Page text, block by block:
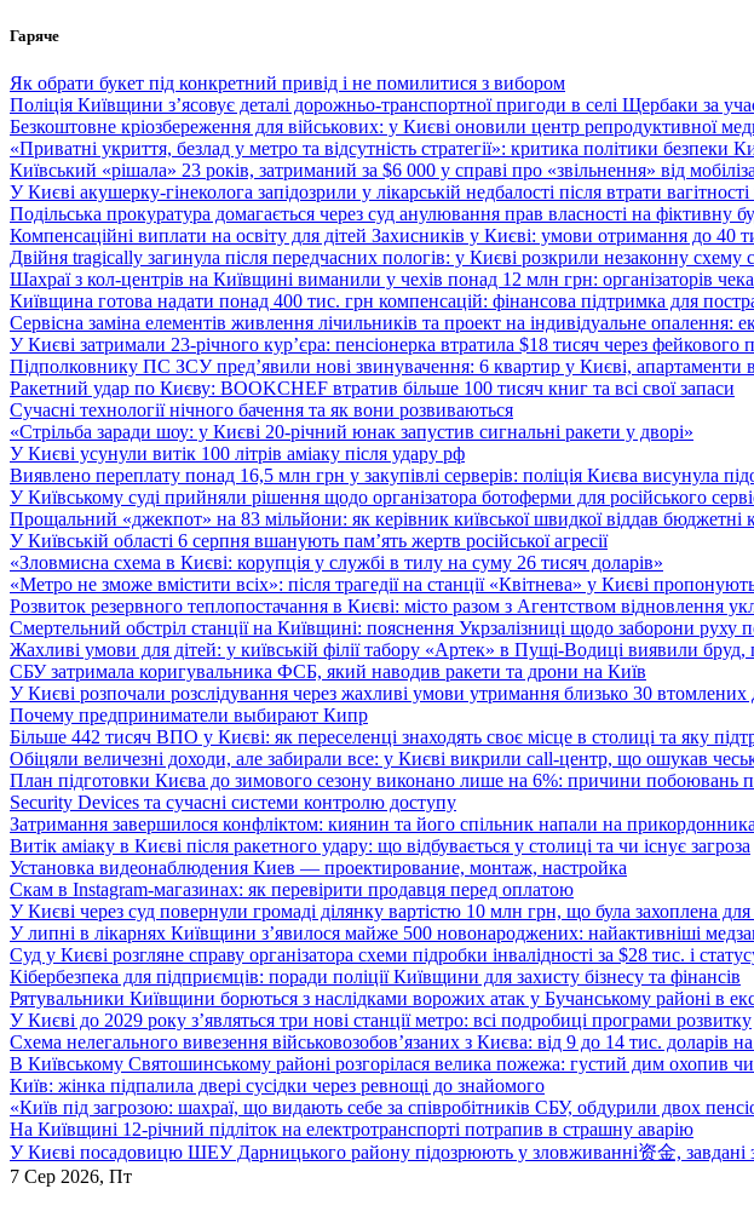
Перейти
вмісту
Гаряче
Як обрати букет під конкретний привід і не помилитися з вибором
Поліція Київщини з’ясовує деталі дорожньо-транспортної пригоди в селі Щербаки за
Безкоштовне кріозбереження для військових: у Києві оновили центр репродуктивної
«Приватні укриття, безлад у метро та відсутність стратегії»: критика політики безпеки
Київський «рішала» 23 років, затриманий за $6 000 у справі про «звільнення» від
У Києві акушерку-гінеколога запідозрили у лікарській недбалості після втрати вагітності
Подільська прокуратура домагається через суд анулювання прав власності на фіктивну
Компенсаційні виплати на освіту для дітей Захисників у Києві: умови отримання до 40
Двійня tragically загинула після передчасних пологів: у Києві розкрили незаконну схему
Шахраї з кол-центрів на Київщині виманили у чехів понад 12 млн грн: організаторів
Київщина готова надати понад 400 тис. грн компенсацій: фінансова підтримка для
Сервісна заміна елементів живлення лічильників та проект на індивідуальне опалення:
У Києві затримали 23-річного кур’єра: пенсіонерка втратила $18 тисяч через
Підполковнику ПС ЗСУ пред’явили нові звинувачення: 6 квартир у Києві, апартаменти
Ракетний удар по Києву: BOOKCHEF втратив більше 100 тисяч книг та всі свої запаси
Сучасні технології нічного бачення та як вони розвиваються
«Стрільба заради шоу: у Києві 20-річний юнак запустив сигнальні ракети у дворі»
У Києві усунули витік 100 літрів аміаку після удару рф
Виявлено переплату понад 16,5 млн грн у закупівлі серверів: поліція Києва висунула
У Київському суді прийняли рішення щодо організатора ботоферми для російського
Прощальний «джекпот» на 83 мільйони: як керівник київської швидкої віддав
У Київській області 6 серпня вшанують пам’ять жертв російської агресії
«Зловмисна схема в Києві: корупція у службі в тилу на суму 26 тисяч доларів»
«Метро не зможе вмістити всіх»: після трагедії на станції «Квітнева» у Києві
Розвиток резервного теплопостачання в Києві: місто разом з Агентством відновлення
Смертельний обстріл станції на Київщині: пояснення Укрзалізниці щодо заборони руху
Жахливі умови для дітей: у київській філії табору «Артек» в Пущі-Водиці виявили бруд,
СБУ затримала коригувальника ФСБ, який наводив ракети та дрони на Київ
У Києві розпочали розслідування через жахливі умови утримання близько 30 втомлених
Почему предприниматели выбирают Кипр
Більше 442 тисяч ВПО у Києві: як переселенці знаходять своє місце в столиці та яку
Обіцяли величезні доходи, але забирали все: у Києві викрили call-центр, що ошукав
План підготовки Києва до зимового сезону виконано лише на 6%: причини побоювань
Security Devices та сучасні системи контролю доступу
Затримання завершилося конфліктом: киянин та його спільник напали на
Витік аміаку в Києві після ракетного удару: що відбувається у столиці та чи існує загроза
Установка видеонаблюдения Киев — проектирование, монтаж, настройка
Скам в Instagram-магазинах: як перевірити продавця перед оплатою
У Києві через суд повернули громаді ділянку вартістю 10 млн грн, що була захоплена
У липні в лікарнях Київщини з’явилося майже 500 новонароджених: найактивніші
Суд у Києві розгляне справу організатора схеми підробки інвалідності за $28 тис. і
Кібербезпека для підприємців: поради поліції Київщини для захисту бізнесу та фінансів
Рятувальники Київщини борються з наслідками ворожих атак у Бучанському районі в
У Києві до 2029 року з’являться три нові станції метро: всі подробиці програми розвитку
Схема нелегального вивезення військовозобов’язаних з Києва: від 9 до 14 тис. доларів
В Київському Святошинському районі розгорілася велика пожежа: густий дим охопив
Київ: жінка підпалила двері сусідки через ревнощі до знайомого
«Київ під загрозою: шахраї, що видають себе за співробітників СБУ, обдурили двох
На Київщині 12-річний підліток на електротранспорті потрапив в страшну аварію
У Києві посадовицю ШЕУ Дарницького району підозрюють у зловживанні资金, завдані
7 Сер 2026, Пт